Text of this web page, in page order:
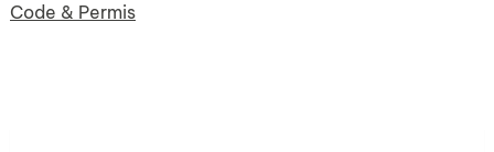
Code & Permis